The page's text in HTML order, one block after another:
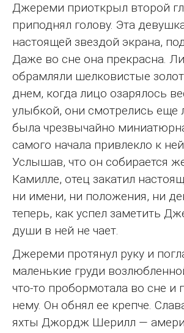
Джереми приоткрыл второй
приподнял голову. Эта
настоящей звездой экрана,
Даже во сне она прекрасна.
обрамляли шелковистые
днем, когда лицо озарялось
улыбкой, они смотрелись еще
была чрезвычайно
самого начала привлекло к
Услышав, что он собирается
Камилле, отец закатил
ни имени, ни положения, ни
теперь, как успел заметить
души в ней не чает.
Джереми протянул руку и
маленькие груди
что-то пробормотала во сне и
нему. Он обнял ее крепче.
яхты Джордж Шерилл —